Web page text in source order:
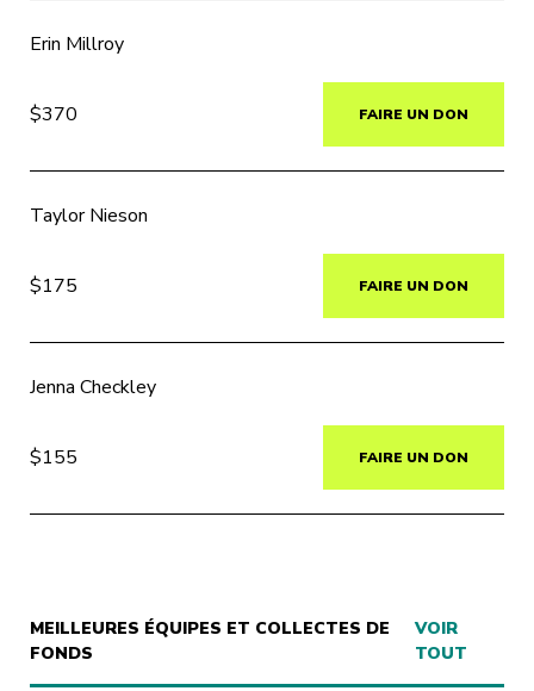
Erin Millroy
$370 FAIRE UN DON
Taylor Nieson
$175 FAIRE UN DON
Jenna Checkley
$155 FAIRE UN DON
MEILLEURES ÉQUIPES ET COLLECTES DE
FONDS
VOIR
TOUT